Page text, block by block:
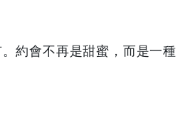
約會不再是甜蜜，而是一種